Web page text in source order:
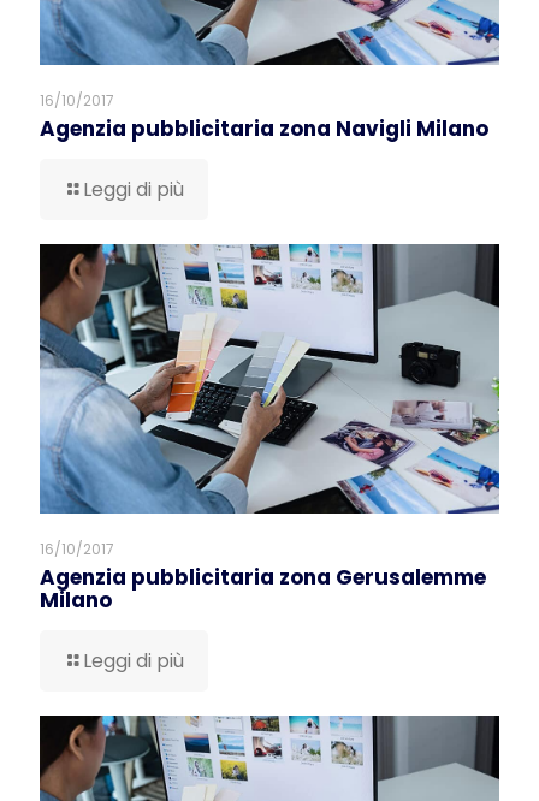
16/10/2017
Agenzia pubblicitaria zona Navigli Milano
Leggi di più
16/10/2017
Agenzia pubblicitaria zona Gerusalemme
Milano
Leggi di più